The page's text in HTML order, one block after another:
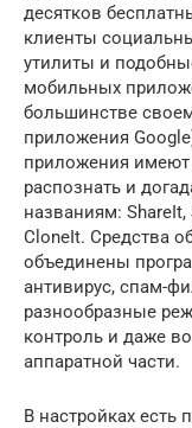
десятков
клиенты
утилиты и
мобильных
большинстве
приложения
приложения имеют
распознать и
названиям: ShareIt,
CloneIt. Средства
объединены
антивирус, спам-
разнообразные
контроль и даже
аппаратной части.
В настройках